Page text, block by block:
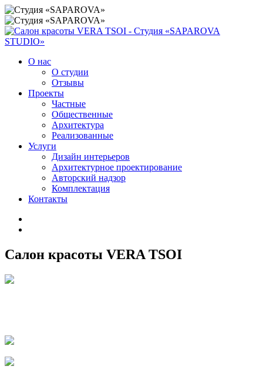
О нас
О студии
Отзывы
Проекты
Частные
Общественные
Архитектура
Реализованные
Услуги
Дизайн интерьеров
Архитектурное проектирование
Авторский надзор
Комплектация
Контакты
Салон красоты VERA TSOI